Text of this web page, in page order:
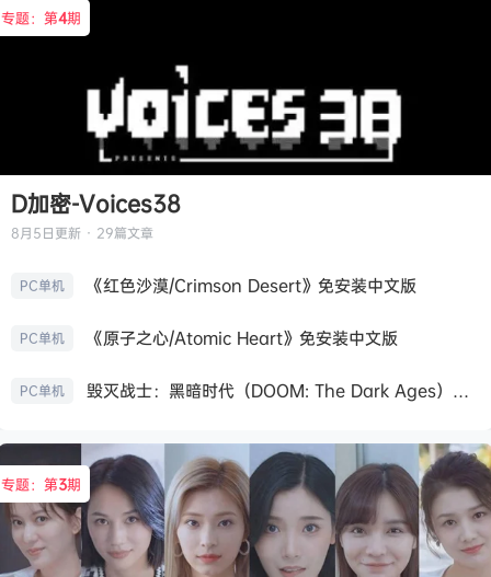
专题：第4期
D加密-Voices38
8月5日更新 · 29篇文章
PC单机 《红色沙漠/Crimson Desert》免安装中文版
PC单机 《原子之心/Atomic Heart》免安装中文版
PC单机 毁灭战士：黑暗时代（DOOM: The Dark Ages）免安装中文版
专题：第3期